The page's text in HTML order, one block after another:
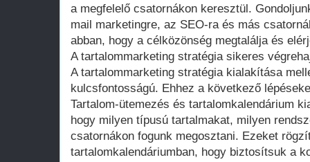
a megfelelő csatornákon keresztül.
mail marketingre, az SEO-ra és más
abban, hogy a célközönség megtalálja és
A tartalommarketing stratégia sikeres
A tartalommarketing stratégia kialakítása
kulcsfontosságú. Ehhez a következő
Tartalom-ütemezés és tartalomkalendárium
hogy milyen típusú tartalmakat, milyen
csatornákon fogunk megosztani. Ezeket
tartalomkalendáriumban, hogy biztosítsuk a